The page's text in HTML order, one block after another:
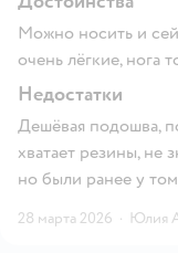
Можно носить и
очень лёгкие, нога
Недостатки
Дешёвая подошва,
хватает резины, не
но были ранее у
28 марта 2026 · Юлия